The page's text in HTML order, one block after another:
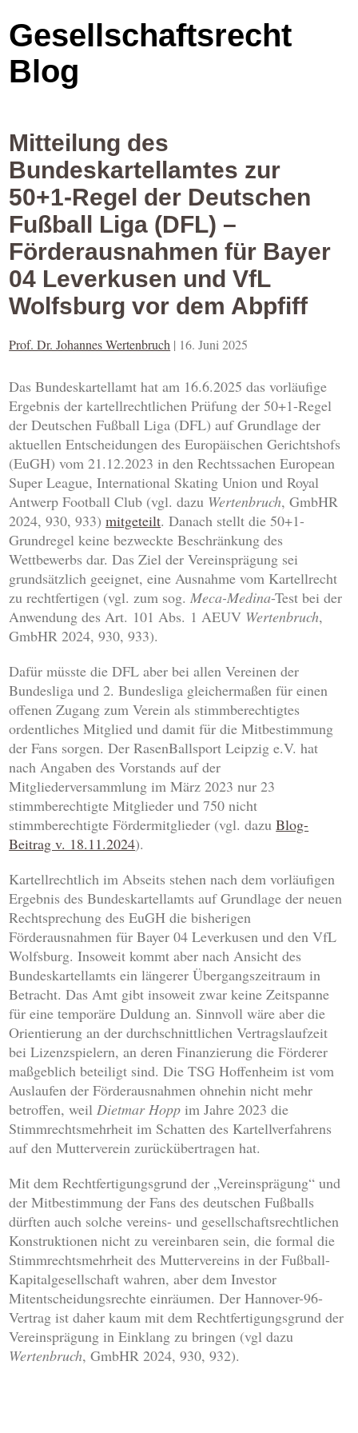
Gesellschaftsrecht
Blog
Mitteilung des
Bundeskartellamtes zur
50+1-Regel der Deutschen
Fußball Liga (DFL) –
Förderausnahmen für Bayer
04 Leverkusen und VfL
Wolfsburg vor dem Abpfiff
Prof. Dr. Johannes Wertenbruch | 16. Juni 2025
Das Bundeskartellamt hat am 16.6.2025 das vorläufige
Ergebnis der kartellrechtlichen Prüfung der 50+1-Regel
der Deutschen Fußball Liga (DFL) auf Grundlage der
aktuellen Entscheidungen des Europäischen Gerichtshofs
(EuGH) vom 21.12.2023 in den Rechtssachen European
Super League, International Skating Union und Royal
Antwerp Football Club (vgl. dazu Wertenbruch, GmbHR
2024, 930, 933)mitgeteilt. Danach stellt die 50+1-
Grundregel keine bezweckte Beschränkung des
Wettbewerbs dar. Das Ziel der Vereinsprägung sei
grundsätzlich geeignet, eine Ausnahme vom Kartellrecht
zu rechtfertigen (vgl. zum sog.Meca-Medina-Test bei der
Anwendung des Art. 101 Abs. 1 AEUV Wertenbruch,
GmbHR 2024, 930, 933).
Dafür müsste die DFL aber bei allen Vereinen der
Bundesliga und 2. Bundesliga gleichermaßen für einen
offenen Zugang zum Verein als stimmberechtigtes
ordentliches Mitglied und damit für die Mitbestimmung
der Fans sorgen. Der RasenBallsport Leipzig e.V. hat
nach Angaben des Vorstands auf der
Mitgliederversammlung im März 2023 nur 23
stimmberechtigte Mitglieder und 750 nicht
stimmberechtigte Fördermitglieder (vgl. dazuBlog-
Beitrag v. 18.11.2024).
Kartellrechtlich im Abseits stehen nach dem vorläufigen
Ergebnis des Bundeskartellamts auf Grundlage der neuen
Rechtsprechung des EuGH die bisherigen
Förderausnahmen für Bayer 04 Leverkusen und den VfL
Wolfsburg. Insoweit kommt aber nach Ansicht des
Bundeskartellamts ein längerer Übergangszeitraum in
Betracht. Das Amt gibt insoweit zwar keine Zeitspanne
für eine temporäre Duldung an. Sinnvoll wäre aber die
Orientierung an der durchschnittlichen Vertragslaufzeit
bei Lizenzspielern, an deren Finanzierung die Förderer
maßgeblich beteiligt sind. Die TSG Hoffenheim ist vom
Auslaufen der Förderausnahmen ohnehin nicht mehr
betroffen, weilDietmar Hopp im Jahre 2023 die
Stimmrechtsmehrheit im Schatten des Kartellverfahrens
auf den Mutterverein zurückübertragen hat.
Mit dem Rechtfertigungsgrund der „Vereinsprägung“ und
der Mitbestimmung der Fans des deutschen Fußballs
dürften auch solche vereins- und gesellschaftsrechtlichen
Konstruktionen nicht zu vereinbaren sein, die formal die
Stimmrechtsmehrheit des Muttervereins in der Fußball-
Kapitalgesellschaft wahren, aber dem Investor
Mitentscheidungsrechte einräumen. Der Hannover-96-
Vertrag ist daher kaum mit dem Rechtfertigungsgrund der
Vereinsprägung in Einklang zu bringen (vgl dazu
Wertenbruch, GmbHR 2024, 930, 932).